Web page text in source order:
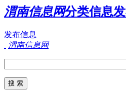
渭南信息网分类信息
发布信息
渭南信息网